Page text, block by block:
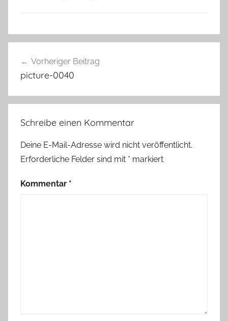
Vorheriger Beitrag
picture-0040
Schreibe einen Kommentar
Deine E-Mail-Adresse wird nicht veröffentlicht.
Erforderliche Felder sind mit * markiert
Kommentar *